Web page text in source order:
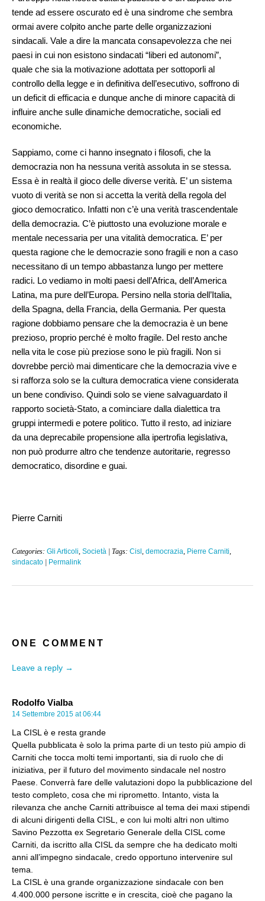
tende ad essere oscurato ed è una sindrome che sembra
ormai avere colpito anche parte delle organizzazioni
sindacali. Vale a dire la mancata consapevolezza che nei
paesi in cui non esistono sindacati “liberi ed autonomi”,
quale che sia la motivazione adottata per sottoporli al
controllo della legge e in definitiva dell’esecutivo, soffrono di
un deficit di efficacia e dunque anche di minore capacità di
influire anche sulle dinamiche democratiche, sociali ed
economiche.
Sappiamo, come ci hanno insegnato i filosofi, che la
democrazia non ha nessuna verità assoluta in se stessa.
Essa è in realtà il gioco delle diverse verità. E’ un sistema
vuoto di verità se non si accetta la verità della regola del
gioco democratico. Infatti non c’è una verità trascendentale
della democrazia. C’è piuttosto una evoluzione morale e
mentale necessaria per una vitalità democratica. E’ per
questa ragione che le democrazie sono fragili e non a caso
necessitano di un tempo abbastanza lungo per mettere
radici. Lo vediamo in molti paesi dell’Africa, dell’America
Latina, ma pure dell’Europa. Persino nella storia dell’Italia,
della Spagna, della Francia, della Germania. Per questa
ragione dobbiamo pensare che la democrazia è un bene
prezioso, proprio perché è molto fragile. Del resto anche
nella vita le cose più preziose sono le più fragili. Non si
dovrebbe perciò mai dimenticare che la democrazia vive e
si rafforza solo se la cultura democratica viene considerata
un bene condiviso. Quindi solo se viene salvaguardato il
rapporto società-Stato, a cominciare dalla dialettica tra
gruppi intermedi e potere politico. Tutto il resto, ad iniziare
da una deprecabile propensione alla ipertrofia legislativa,
non può produrre altro che tendenze autoritarie, regresso
democratico, disordine e guai.
Pierre Carniti
Categories: Gli Articoli Società | Tags: Cisl democrazia Pierre Carniti
sindacato | Permalink
ONE COMMENT
Leave a reply →
Rodolfo Vialba
14 Settembre 2015 at 06:44
La CISL è e resta grande
Quella pubblicata è solo la prima parte di un testo più ampio di
Carniti che tocca molti temi importanti, sia di ruolo che di
iniziativa, per il futuro del movimento sindacale nel nostro
Paese. Converrà fare delle valutazioni dopo la pubblicazione del
testo completo, cosa che mi riprometto. Intanto, vista la
rilevanza che anche Carniti attribuisce al tema dei maxi stipendi
di alcuni dirigenti della CISL, e con lui molti altri non ultimo
Savino Pezzotta ex Segretario Generale della CISL come
Carniti, da iscritto alla CISL da sempre che ha dedicato molti
anni all’impegno sindacale, credo opportuno intervenire sul
tema.
La CISL è una grande organizzazione sindacale con ben
4.400.000 persone iscritte e in crescita, cioè che pagano la